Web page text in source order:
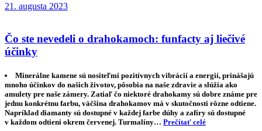
21. augusta 2023
Čo ste nevedeli o drahokamoch: funfacty aj liečivé
účinky
Minerálne kamene sú nositeľmi pozitívnych vibrácií a energií, prinášajú
mnoho účinkov do našich životov, pôsobia na naše zdravie a slúžia ako
amulety pre naše zámery. Zatiaľ čo niektoré drahokamy sú dobre známe pre
jednu konkrétnu farbu, väčšina drahokamov má v skutočnosti rôzne odtiene.
Napríklad diamanty sú dostupné v každej farbe dúhy a zafíry sú dostupné
v každom odtieni okrem červenej. Turmalíny… Prečítať celé